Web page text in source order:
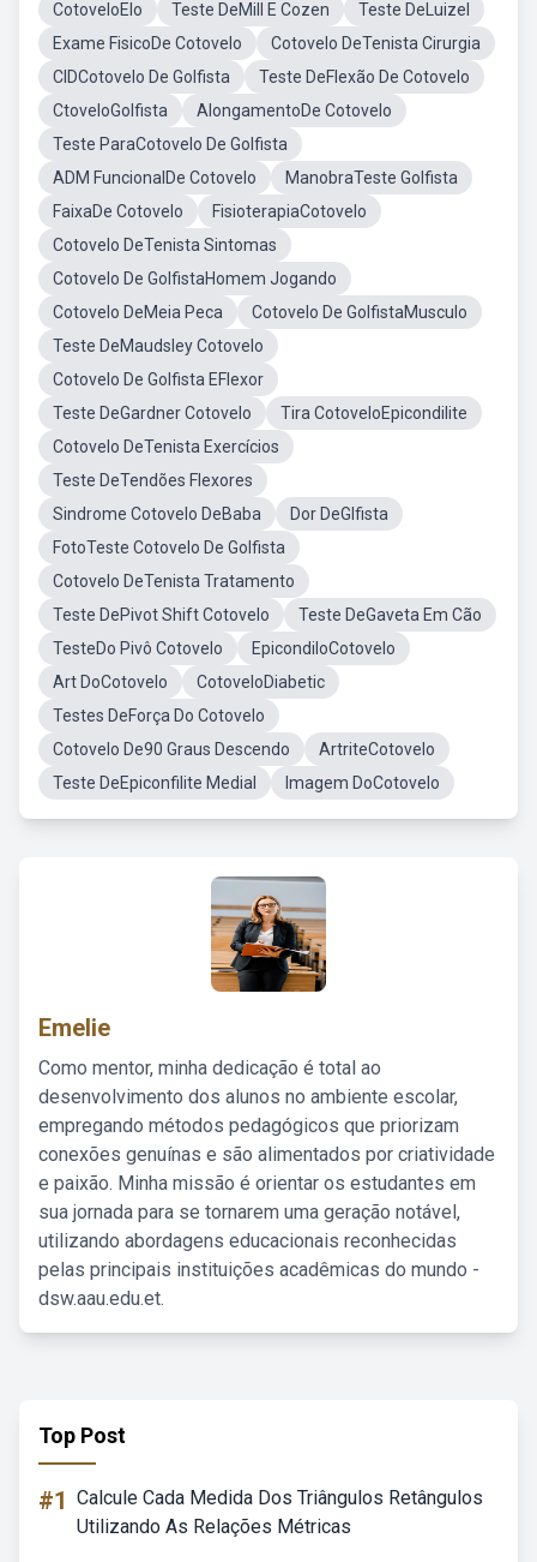
CotoveloElo Teste DeMill E Cozen
Teste DeLuizel
Exame FisicoDe Cotovelo
Cotovelo DeTenista Cirurgia
CIDCotovelo De Golfista
Teste DeFlexão De Cotovelo
CtoveloGolfista
AlongamentoDe Cotovelo
Teste ParaCotovelo De Golfista
ADM FuncionalDe Cotovelo
ManobraTeste Golfista
FaixaDe Cotovelo
FisioterapiaCotovelo
Cotovelo DeTenista Sintomas
Cotovelo De GolfistaHomem Jogando
Cotovelo DeMeia Peca
Cotovelo De GolfistaMusculo
Teste DeMaudsley Cotovelo
Cotovelo De Golfista EFlexor
Teste DeGardner Cotovelo
Tira CotoveloEpicondilite
Cotovelo DeTenista Exercícios
Teste DeTendões Flexores
Sindrome Cotovelo DeBaba
Dor DeGlfista
FotoTeste Cotovelo De Golfista
Cotovelo DeTenista Tratamento
Teste DePivot Shift Cotovelo
Teste DeGaveta Em Cão
TesteDo Pivô Cotovelo
EpicondiloCotovelo
Art DoCotovelo
CotoveloDiabetic
Testes DeForça Do Cotovelo
Cotovelo De90 Graus Descendo
ArtriteCotovelo
Teste DeEpiconfilite Medial
Imagem DoCotovelo
Emelie
Como mentor, minha dedicação é total ao
desenvolvimento dos alunos no ambiente escolar,
empregando métodos pedagógicos que priorizam
conexões genuínas e são alimentados por criatividade
e paixão. Minha missão é orientar os estudantes em
sua jornada para se tornarem uma geração notável,
utilizando abordagens educacionais reconhecidas
pelas principais instituições acadêmicas do mundo -
dsw.aau.edu.et.
Top Post
#1 Calcule Cada Medida Dos Triângulos Retângulos
Utilizando As Relações Métricas